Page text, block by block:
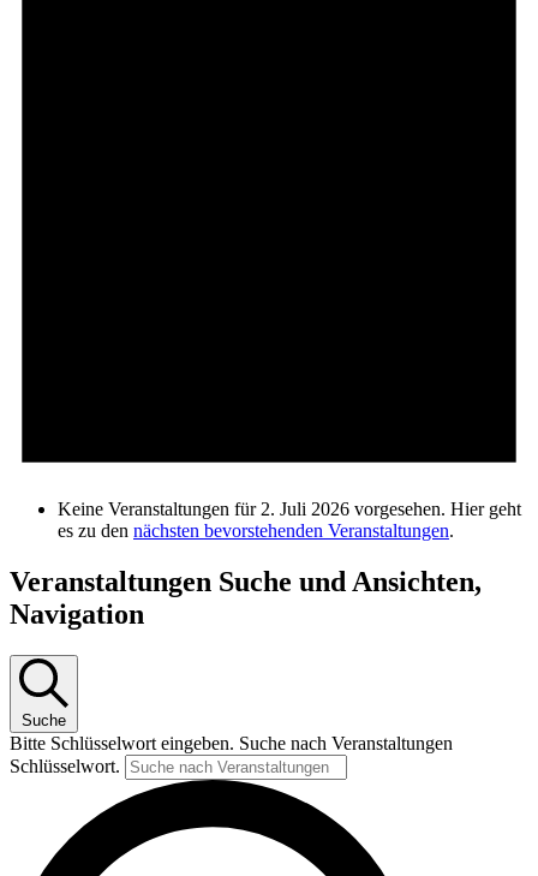
Keine Veranstaltungen für 2. Juli 2026 vorgesehen. Hier geht
es zu den nächsten bevorstehenden Veranstaltungen.
Veranstaltungen Suche und Ansichten,
Navigation
Suche
Bitte Schlüsselwort eingeben. Suche nach Veranstaltungen
Schlüsselwort.